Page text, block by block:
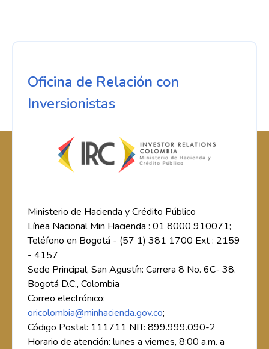
Oficina de Relación con
Inversionistas
Ministerio de Hacienda y Crédito Público
Línea Nacional Min Hacienda : 01 8000 910071;
Teléfono en Bogotá - (57 1) 381 1700 Ext : 2159
- 4157
Sede Principal, San Agustín: Carrera 8 No. 6C- 38.
Bogotá D.C., Colombia
Correo electrónico:
oricolombia@minhacienda.gov.co;
Código Postal: 111711 NIT: 899.999.090-2
Horario de atención: lunes a viernes, 8:00 a.m. a